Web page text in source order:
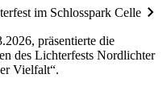
chevron_right
im Schlosspark Celle
präsentierte die
des Lichterfests Nordlichter
Vielfalt“.